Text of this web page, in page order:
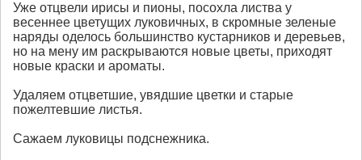
Уже отцвели ирисы и пионы, посохла листва у
весеннее цветущих луковичных, в скромные зеленые
наряды оделось большинство кустарников и деревьев,
но на мену им раскрываются новые цветы, приходят
новые краски и ароматы.
Удаляем отцветшие, увядшие цветки и старые
пожелтевшие листья.
Сажаем луковицы подснежника.